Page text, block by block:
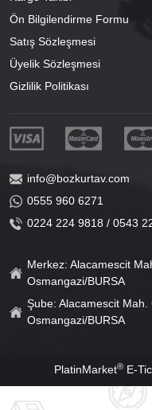
Ön Bilgilendirme Formu
Satış Sözleşmesi
Üyelik Sözleşmesi
Gizlilik Politikası
info@bozkurtav.com
0555 960 6271
0224 224 9818 / 0543
Merkez: Alacamescit
Osmangazi/BURSA
Şube: Alacamescit Mah.
Osmangazi/BURSA
PlatinMarket®E-